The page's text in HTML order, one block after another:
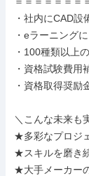
・社内にCAD設
・eラーニング
・100種類以上
・資格試験費用
・資格取得奨励
＼こんな未来も
★多彩なプロジ
★スキルを磨き
★大手メーカー